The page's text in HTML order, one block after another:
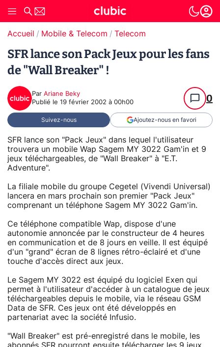
Accueil Mobile & Telecom Telecom
SFR lance son Pack Jeux pour les fans
de "Wall Breaker" !
Par Ariane Beky
Publié le 19 février 2002 à 00h00 0
Suivez-nous Ajoutez-nous en favori
SFR lance son "Pack Jeux" dans lequel l'utilisateur
trouvera un mobile Wap Sagem MY 3022 Gam'in et 9
jeux téléchargeables, de "Wall Breaker" à "E.T.
Adventure".
La filiale mobile du groupe Cegetel (Vivendi Universal)
lancera en mars prochain son premier "Pack Jeux"
comprenant un téléphone Sagem MY 3022 Gam'in.
Ce téléphone compatible Wap, dispose d'une
autonomie annoncée par le constructeur de 4 heures
en communication et de 8 jours en veille. Il est équipé
d'un "grand" écran de 8 lignes rétro-éclairé et d'une
touche d'accès direct aux jeux.
Le Sagem MY 3022 est équipé du logiciel Exen qui
permet à l'utilisateur d'accéder à un catalogue de jeux
téléchargeables depuis le mobile, via le réseau GSM
Data de SFR. Ces jeux ont été développés en
partenariat avec la société Infusio.
"Wall Breaker" est pré-enregistré dans le mobile, les
abonnés SFR pourront ensuite télécharger les 9 jeux